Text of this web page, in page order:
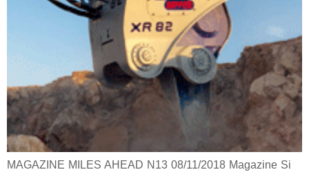
MAGAZINE MILES AHEAD N13 08/11/2018 Magazine Si